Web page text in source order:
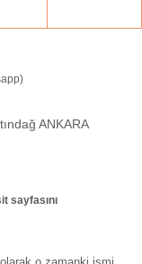
)
ANKARA
sayfasını